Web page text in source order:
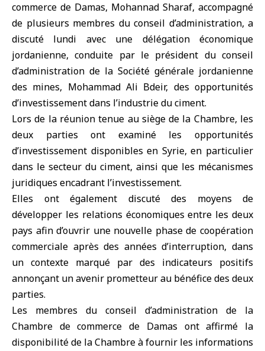
commerce de Damas, Mohannad Sharaf, accompagné
de plusieurs membres du conseil d’administration, a
discuté lundi avec une délégation économique
jordanienne, conduite par le président du conseil
d’administration de la Société générale jordanienne
des mines, Mohammad Ali Bdeir, des opportunités
d’investissement dans l’industrie du ciment.
Lors de la réunion tenue au siège de la Chambre, les
deux parties ont examiné les opportunités
d’investissement disponibles en Syrie, en particulier
dans le secteur du ciment, ainsi que les mécanismes
juridiques encadrant l’investissement.
Elles ont également discuté des moyens de
développer les relations économiques entre les deux
pays afin d’ouvrir une nouvelle phase de coopération
commerciale après des années d’interruption, dans
un contexte marqué par des indicateurs positifs
annonçant un avenir prometteur au bénéfice des deux
parties.
Les membres du conseil d’administration de la
Chambre de commerce de Damas ont affirmé la
disponibilité de la Chambre à fournir les informations